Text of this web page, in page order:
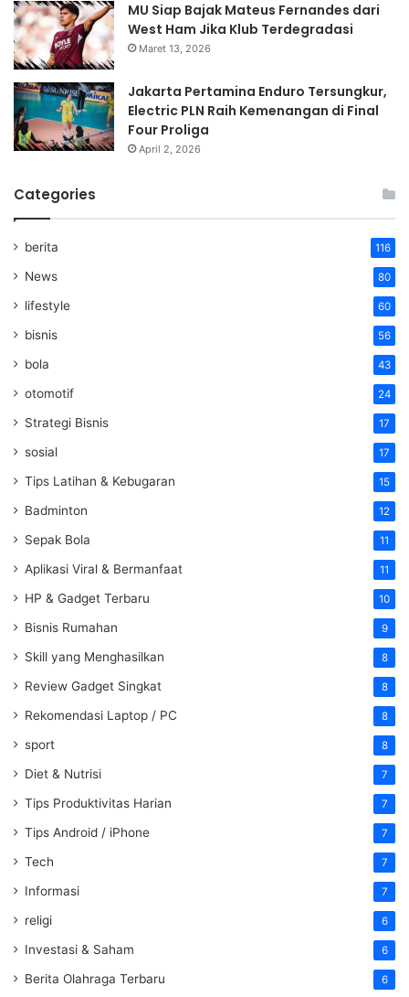
MU Siap Bajak Mateus Fernandes dari
West Ham Jika Klub Terdegradasi
Maret 13, 2026
Jakarta Pertamina Enduro Tersungkur,
Electric PLN Raih Kemenangan di Final
Four Proliga
April 2, 2026
Categories
berita 116
News 80
lifestyle 60
bisnis 56
bola 43
otomotif 24
Strategi Bisnis 17
sosial 17
Tips Latihan & Kebugaran 15
Badminton 12
Sepak Bola 11
Aplikasi Viral & Bermanfaat 11
HP & Gadget Terbaru 10
Bisnis Rumahan 9
Skill yang Menghasilkan 8
Review Gadget Singkat 8
Rekomendasi Laptop / PC 8
sport 8
Diet & Nutrisi 7
Tips Produktivitas Harian 7
Tips Android / iPhone 7
Tech 7
Informasi 7
religi 6
Investasi & Saham 6
Berita Olahraga Terbaru 6